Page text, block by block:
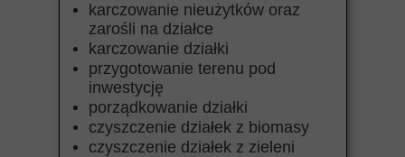
karczowanie nieużytków oraz
zarośli na działce
karczowanie działki
przygotowanie terenu pod
inwestycję
porządkowanie działki
czyszczenie działek z biomasy
czyszczenie działek z zieleni